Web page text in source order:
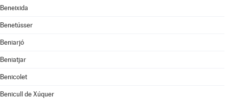
Beneixida
Benetússer
Beniarjó
Beniatjar
Benicolet
Benicull de Xúquer